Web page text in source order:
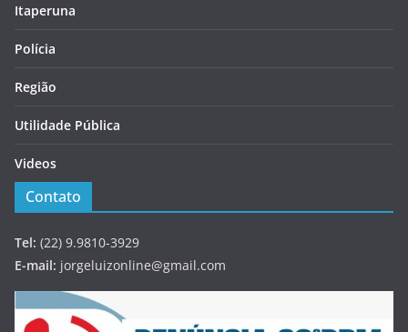
Itaperuna
Polícia
Região
Utilidade Pública
Videos
Contato
Tel: (22) 9.9810-3929
E-mail: jorgeluizonline@gmail.com